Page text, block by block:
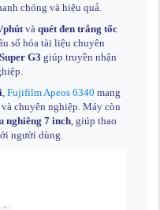
chóng và hiệu quả.
phút và quét đen trắng tốc
số hóa tài liệu chuyên
G3 giúp truyền nhận
Fujifilm Apeos 6340 mang
chuyên nghiệp. Máy còn
nghiêng 7 inch , giúp thao
người dùng.